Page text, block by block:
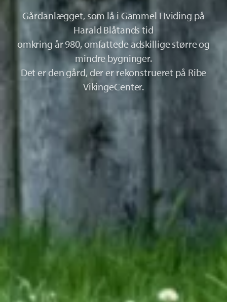
Gårdanlægget, som lå i Gammel Hviding på
Harald Blåtands tid
omkring år 980, omfattede adskillige større og
mindre bygninger.
Det er den gård, der er rekonstrueret på Ribe
VikingeCenter.